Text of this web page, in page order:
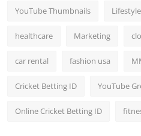
YouTube Thumbnails Lifestyle
healthcare Marketing
car rental fashion usa
Cricket Betting ID YouTube
Online Cricket Betting ID